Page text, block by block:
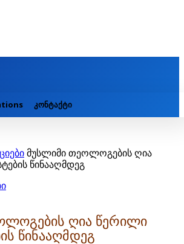
კონტაქტი
მუსლიმი თეოლოგების ღია
წინააღმდეგ
ღია წერილი
წინააღმდეგ